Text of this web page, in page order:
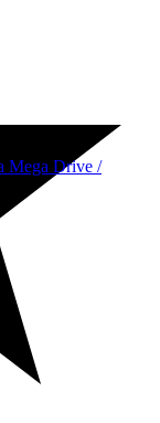
Mega Drive /